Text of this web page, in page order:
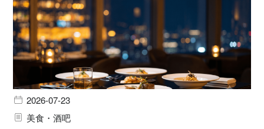
2026-07-23
美食・酒吧